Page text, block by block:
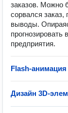
заказов. Можно
сорвался заказ,
выводы.
прогнозировать
предприятия.
Flash-анимация
Дизайн 3D-